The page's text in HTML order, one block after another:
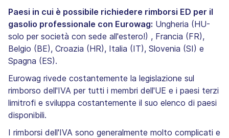
Paesi in cui è possibile richiedere rimborsi ED per il
gasolio professionale con Eurowag: Ungheria (HU-
solo per società con sede all'estero!) , Francia (FR),
Belgio (BE), Croazia (HR), Italia (IT), Slovenia (SI) e
Spagna (ES).
Eurowag rivede costantemente la legislazione sul
rimborso dell'IVA per tutti i membri dell'UE e i paesi terzi
limitrofi e sviluppa costantemente il suo elenco di paesi
disponibili.
I rimborsi dell'IVA sono generalmente molto complicati e